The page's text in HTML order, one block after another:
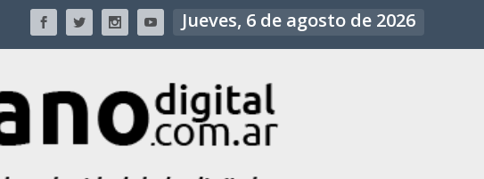
Jueves, 6 de agosto de 2026